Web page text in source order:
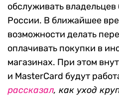
обслуживать
России. В ближайшее
возможности делать
оплачивать покупки в
магазинах. При этом
и MasterCard будут
рассказал, как уход